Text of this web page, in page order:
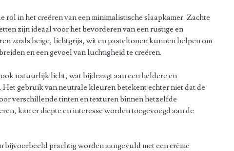
rol in het creëren van een minimalistische slaapkamer. Zachte
zijn ideaal voor het bevorderen van een rustige en
zoals beige, lichtgrijs, wit en pasteltonen kunnen helpen om
en een gevoel van luchtigheid te creëren.
natuurlijk licht, wat bijdraagt aan een heldere en
Het gebruik van neutrale kleuren betekent echter niet dat de
verschillende tinten en texturen binnen hetzelfde
kan er diepte en interesse worden toegevoegd aan de
bijvoorbeeld prachtig worden aangevuld met een crème